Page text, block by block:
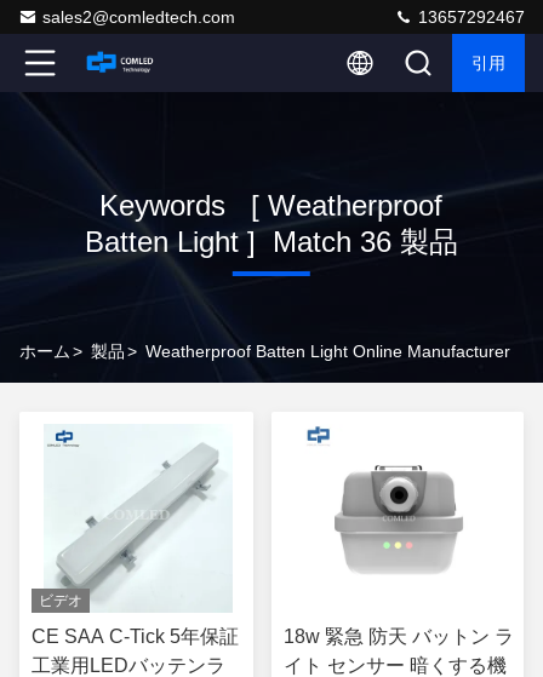
sales2@comledtech.com 13657292467
引用
Keywords [ Weatherproof
Batten Light ] Match 36 製品
ホーム> 製品> Weatherproof Batten Light Online Manufacturer
ビデオ
CE SAA C-Tick 5年保証
工業用LEDバッテンラ
18w 緊急 防天 バットン ラ
イト センサー 暗くする機